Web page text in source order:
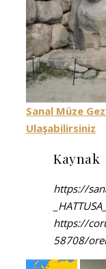
Sanal Müze
Ulaşabilirsiniz
Kaynak
https://
https://
58708/